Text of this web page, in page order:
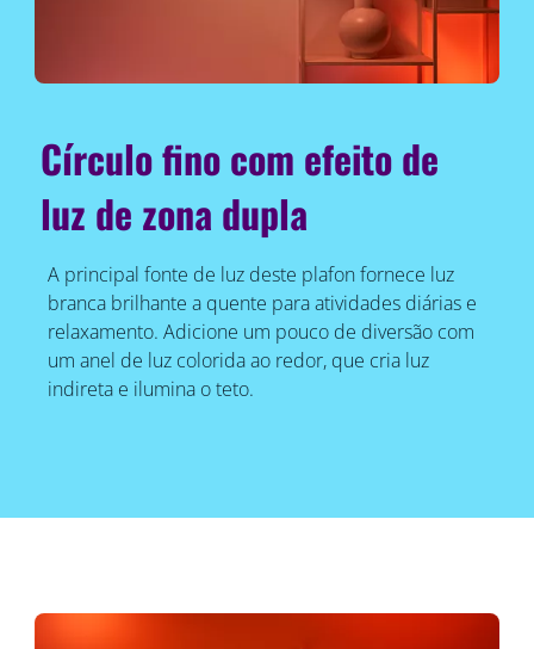
Círculo fino com efeito de
luz de zona dupla
A principal fonte de luz deste plafon fornece luz
branca brilhante a quente para atividades diárias e
relaxamento. Adicione um pouco de diversão com
um anel de luz colorida ao redor, que cria luz
indireta e ilumina o teto.